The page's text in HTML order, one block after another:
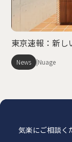
東京速報：新し
News |Nuage
気楽にご相談く